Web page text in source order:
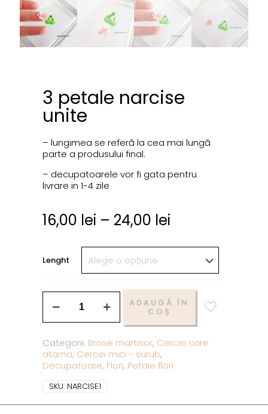
3 petale narcise
unite
– lungimea se referă la cea mai lungă
parte a produsului final.
– decupatoarele vor fi gata pentru
livrare in 1-4 zile
16,00 lei – 24,00 lei
Lenght
ADAUGĂ ÎN
COȘ
Categorii: Brose martisor, Cercei care
atarna, Cercei mici - surub,
Decupatoare, Flori, Petale flori
SKU: NARCISE1